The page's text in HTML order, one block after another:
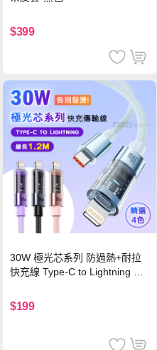
$399
30W 極光芯系列 防過熱+耐拉
快充線 Type-C to Lightning 傳
$199